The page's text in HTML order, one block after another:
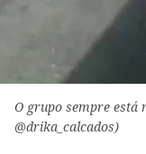
O grupo sempre está
@drika_calcados)